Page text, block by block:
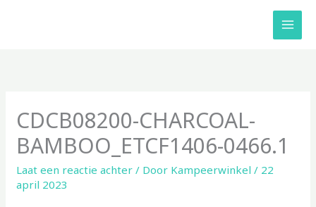
CDCB08200-CHARCOAL-
BAMBOO_ETCF1406-0466.1
Laat een reactie achter / Door Kampeerwinkel/ 22
april 2023